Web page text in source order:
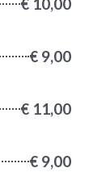
€ 10,00
€ 9,00
€ 11,00
€ 9,00